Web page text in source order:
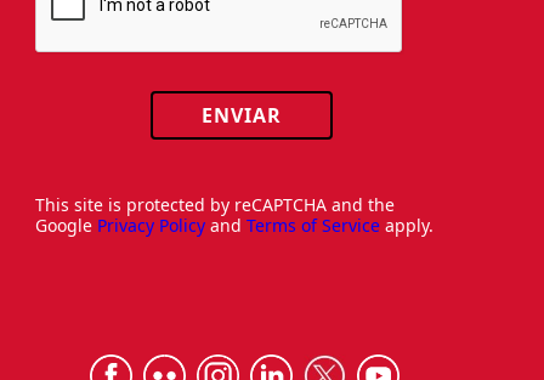
ENVIAR
This site is protected by reCAPTCHA and the
Google Privacy Policy and Terms of Service apply.